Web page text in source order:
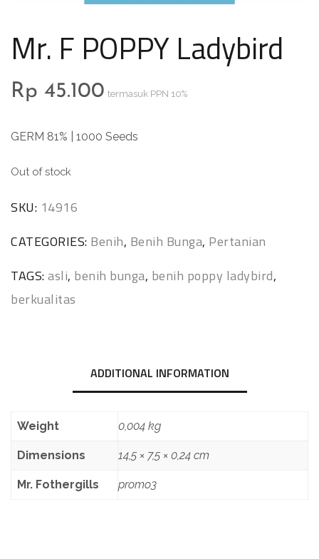
Mr. F POPPY Ladybird
Rp 45.100 termasuk PPN 10%
GERM 81% | 1000 Seeds
Out of stock
SKU: 14916
CATEGORIES: Benih, Benih Bunga, Pertanian
TAGS:asli, benih bunga, benih poppy ladybird,
berkualitas
ADDITIONAL INFORMATION
Weight 0,004 kg
Dimensions 14,5 × 7,5 × 0,24 cm
Mr. Fothergills promo3